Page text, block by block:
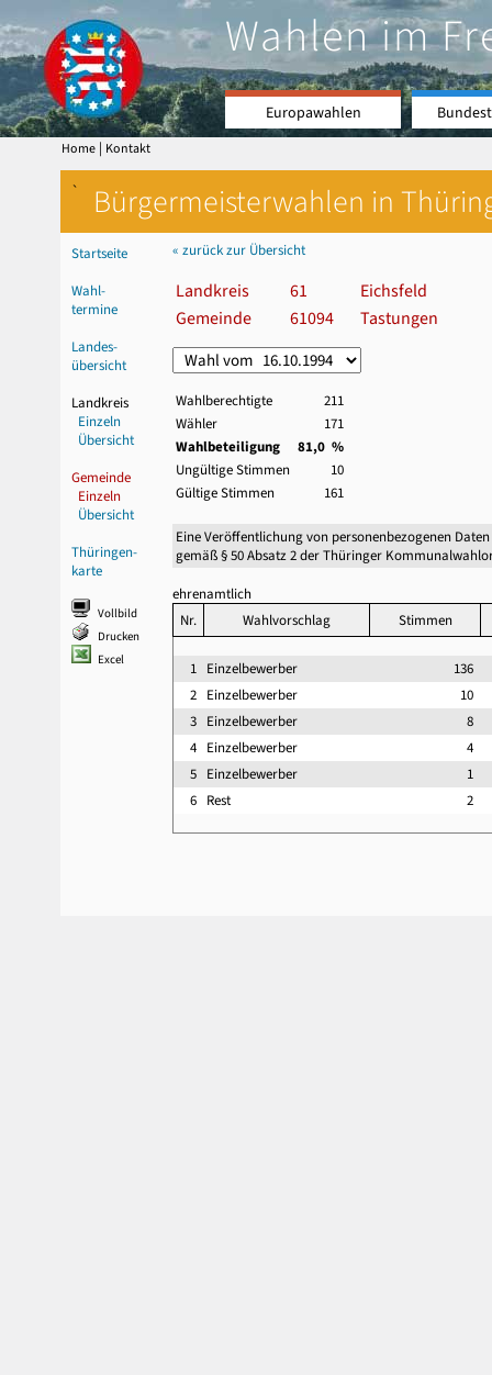
Wahlen im
Europawahlen
Home | Kontakt
` Bürgermeisterwahlen in
Startseite
Wahl-
termine
Landes-
übersicht
Landkreis
Einzeln
Übersicht
Gemeinde
Einzeln
Übersicht
Thüringen-
karte
Vollbild
Drucken
Excel
« zurück zur Übersicht
Landkreis 61
Eichsfeld
Gemeinde
61094 Tastungen
Wahlberechtigte
211
Wähler
171
Wahlbeteiligung
81,0 %
Ungültige Stimmen
10
Gültige Stimmen
161
Eine Veröffentlichung von personenbezogenen
gemäß § 50 Absatz 2 der Thüringer
ehrenamtlich
Nr.
Wahlvorschlag Stimmen
1 Einzelbewerber
136
2 Einzelbewerber
10
3 Einzelbewerber
8
4 Einzelbewerber
4
5 Einzelbewerber
1
6 Rest 2